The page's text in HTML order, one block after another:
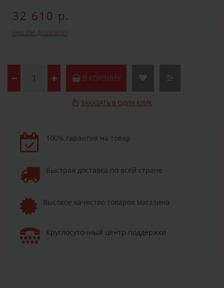
32 610 р.
НАШЛИ ДЕШЕВЛЕ?
В КОРЗИНУ
ЗАКАЗАТЬ В ОДИН КЛИК
100% гарантия на товар
Быстрая доставка по всей стране
Высокое качество товаров магазина
Круглосуточный центр поддержки